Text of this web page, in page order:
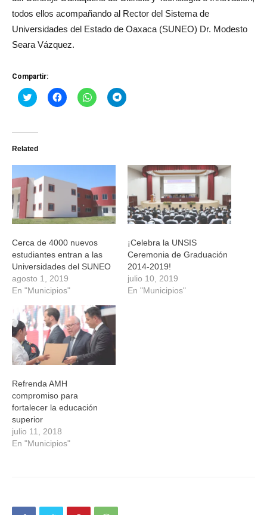
todos ellos acompañando al Rector del Sistema de
Universidades del Estado de Oaxaca (SUNEO) Dr. Modesto
Seara Vázquez.
Compartir:
Haz
clic
Twitter
abre
una
ventana
nueva)
Haz
clic
una
nueva)
Haz
clic
una
Haz
clic
una
ventana
nueva)
Related
Cerca de 4000 nuevos
estudiantes entran a las
Universidades del SUNEO
agosto 1, 2019
En "Municipios"
¡Celebra la UNSIS
Ceremonia de Graduación
2014-2019!
julio 10, 2019
En "Municipios"
Refrenda AMH
compromiso para
fortalecer la educación
superior
julio 11, 2018
En "Municipios"